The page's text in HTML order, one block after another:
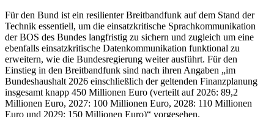
Für den Bund ist ein resilienter Breitbandfunk auf dem Stand der
Technik essentiell, um die einsatzkritische Sprachkommunikation
der BOS des Bundes langfristig zu sichern und zugleich um eine
ebenfalls einsatzkritische Datenkommunikation funktional zu
erweitern, wie die Bundesregierung weiter ausführt. Für den
Einstieg in den Breitbandfunk sind nach ihren Angaben „im
Bundeshaushalt 2026 einschließlich der geltenden Finanzplanung
insgesamt knapp 450 Millionen Euro (verteilt auf 2026: 89,2
Millionen Euro, 2027: 100 Millionen Euro, 2028: 110 Millionen
Euro und 2029: 150 Millionen Euro)“ vorgesehen.